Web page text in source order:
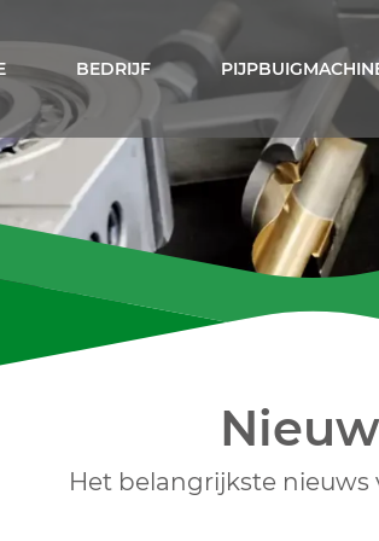
BEDRIJF
Het belangrijkste nieuws